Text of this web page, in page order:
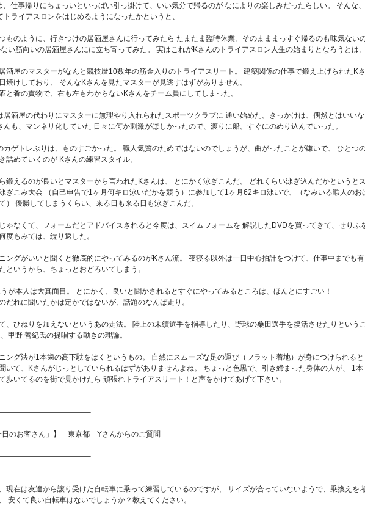
仕事帰りにちょっいといっぱい引っ掛けて、いい気分で帰るのが なによりの楽しみだったらしい。 そんな、
トライアスロンをはじめるようになったかというと、
ものように、行きつけの居酒屋さんに行ってみたら たまたま臨時休業。そのまままっすぐ帰るのも味気ない
い筋向いの居酒屋さんにに立ち寄ってみた。 実はこれがKさんのトライアスロン人生の始まりとなろうとは。
酒屋のマスターがなんと競技暦10数年の筋金入りのトライアスリート。 建築関係の仕事で鍛え上げられたKさ
焼けしており、 そんなKさんを見たマスターが見逃すはずがありません。
と肴の貢物で、右も左もわからないKさんをチーム員にしてしまった。
居酒屋の代わりにマスターに無理やり入れられたスポーツクラブに 通い始めた。きっかけは、偶然とはいいな
んも、マンネリ化していた 日々に何か刺激がほしかったので、渡りに船。すぐにのめり込んでいった。
カゲトレぶりは、ものすごかった。 職人気質のためではないのでしょうが、曲がったことが嫌いで、 ひとつ
詰めていくのが Kさんの練習スタイル。
鍛えるのが良いとマスターから言われたKさんは、 とにかく泳ぎこんだ。 どれくらい泳ぎ込んだかというとス
ぎこみ大会 （自己申告で1ヶ月何キロ泳いだかを競う）に参加して1ヶ月62キロ泳いで、（なみいる暇人のお
） 優勝してしまうくらい、来る日も来る日も泳ぎこんだ。
ゃなくて、フォームだとアドバイスされると今度は、スイムフォームを 解説したDVDを買ってきて、せりふ
度もみては、繰り返した。
ングがいいと聞くと徹底的にやってみるのがKさん流。 夜寝る以外は一日中心拍計をつけて、仕事中までも有
というから、ちょっとおどろいてしまう。
が本人は大真面目。 とにかく、良いと聞かされるとすぐにやってみるところは、ほんとにすごい！
だれに聞いたかは定かではないが、話題のなんば走り。
、ひねりを加えないというあの走法。 陸上の末續選手を指導したり、野球の桑田選手を復活させたりというこ
甲野 善紀氏の提唱する動きの理論。
ング法が1本歯の高下駄をはくというもの。 自然にスムーズな足の運び（フラット着地）が身につけられると
いて、Kさんがじっとしていられるはずがありませんよね。 ちょっと色黒で、引き締まった身体の人が、 1本
歩いてるのを街で見かけたら 頑張れトライアスリート！と声をかけてあげて下さい。
日のお客さん」】 東京都 Yさんからのご質問
現在は友達から譲り受けた自転車に乗って練習しているのですが、 サイズが合っていないようで、乗換えを
安くて良い自転車はないでしょうか？教えてください。